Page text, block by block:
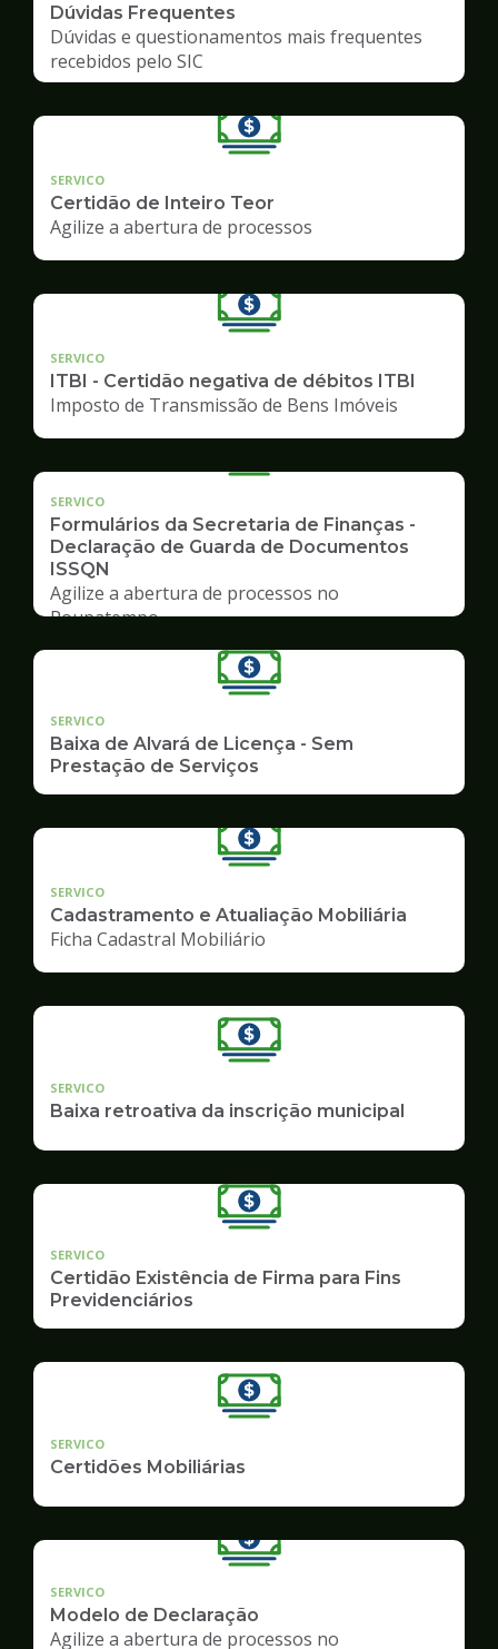
Dúvidas Frequentes
Dúvidas e questionamentos mais frequentes
recebidos pelo SIC
SERVICO
Certidão de Inteiro Teor
Agilize a abertura de processos
SERVICO
ITBI - Certidão negativa de débitos ITBI
Imposto de Transmissão de Bens Imóveis
SERVICO
Formulários da Secretaria de Finanças -
Declaração de Guarda de Documentos
ISSQN
Agilize a abertura de processos no
Poupatempo
SERVICO
Baixa de Alvará de Licença - Sem
Prestação de Serviços
SERVICO
Cadastramento e Atualiação Mobiliária
Ficha Cadastral Mobiliário
SERVICO
Baixa retroativa da inscrição municipal
SERVICO
Certidão Existência de Firma para Fins
Previdenciários
SERVICO
Certidões Mobiliárias
SERVICO
Modelo de Declaração
Agilize a abertura de processos no